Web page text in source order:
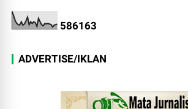
586163
ADVERTISE/IKLAN